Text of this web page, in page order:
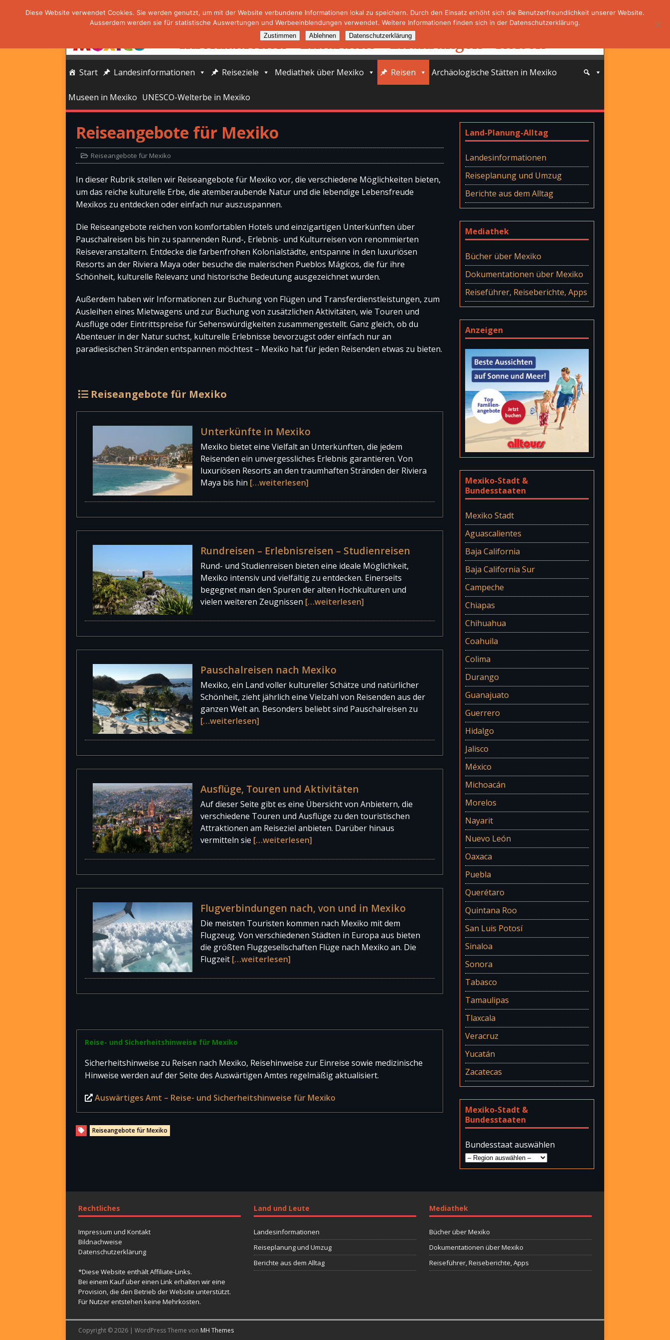
Start Landesinformationen Reiseziele Mediathek über Mexiko Reisen Archäologische Stätten in Mexiko
Museen in Mexiko UNESCO-Welterbe in Mexiko
Reiseangebote für Mexiko
Reiseangebote für Mexiko
In dieser Rubrik stellen wir Reiseangebote für Mexiko vor, die verschiedene Möglichkeiten bieten,
um das reiche kulturelle Erbe, die atemberaubende Natur und die lebendige Lebensfreude
Mexikos zu entdecken oder einfach nur auszuspannen.
Die Reiseangebote reichen von komfortablen Hotels und einzigartigen Unterkünften über
Pauschalreisen bis hin zu spannenden Rund-, Erlebnis- und Kulturreisen von renommierten
Reiseveranstaltern. Entdecke die farbenfrohen Kolonialstädte, entspanne in den luxuriösen
Resorts an der Riviera Maya oder besuche die malerischen Pueblos Mágicos, die für ihre
Schönheit, kulturelle Relevanz und historische Bedeutung ausgezeichnet wurden.
Außerdem haben wir Informationen zur Buchung von Flügen und Transferdienstleistungen, zum
Ausleihen eines Mietwagens und zur Buchung von zusätzlichen Aktivitäten, wie Touren und
Ausflüge oder Eintrittspreise für Sehenswürdigkeiten zusammengestellt. Ganz gleich, ob du
Abenteuer in der Natur suchst, kulturelle Erlebnisse bevorzugst oder einfach nur an
paradiesischen Stränden entspannen möchtest – Mexiko hat für jeden Reisenden etwas zu bieten.
Reiseangebote für Mexiko
Unterkünfte in Mexiko
Mexiko bietet eine Vielfalt an Unterkünften, die jedem
Reisenden ein unvergessliches Erlebnis garantieren. Von
luxuriösen Resorts an den traumhaften Stränden der Riviera
Maya bis hin […weiterlesen]
Rundreisen – Erlebnisreisen – Studienreisen
Rund- und Studienreisen bieten eine ideale Möglichkeit,
Mexiko intensiv und vielfältig zu entdecken. Einerseits
begegnet man den Spuren der alten Hochkulturen und
vielen weiteren Zeugnissen […weiterlesen]
Pauschalreisen nach Mexiko
Mexiko, ein Land voller kultureller Schätze und natürlicher
Schönheit, zieht jährlich eine Vielzahl von Reisenden aus der
ganzen Welt an. Besonders beliebt sind Pauschalreisen zu
[…weiterlesen]
Ausflüge, Touren und Aktivitäten
Auf dieser Seite gibt es eine Übersicht von Anbietern, die
verschiedene Touren und Ausflüge zu den touristischen
Attraktionen am Reiseziel anbieten. Darüber hinaus
vermitteln sie […weiterlesen]
Flugverbindungen nach, von und in Mexiko
Die meisten Touristen kommen nach Mexiko mit dem
Flugzeug. Von verschiedenen Städten in Europa aus bieten
die größten Fluggesellschaften Flüge nach Mexiko an. Die
Flugzeit […weiterlesen]
Reise- und Sicherheitshinweise für Mexiko
Sicherheitshinweise zu Reisen nach Mexiko, Reisehinweise zur Einreise sowie medizinische
Hinweise werden auf der Seite des Auswärtigen Amtes regelmäßig aktualisiert.
Auswärtiges Amt – Reise- und Sicherheitshinweise für Mexiko
Reiseangebote für Mexiko
Land-Planung-Alltag
Landesinformationen
Reiseplanung und Umzug
Berichte aus dem Alltag
Mediathek
Bücher über Mexiko
Dokumentationen über Mexiko
Reiseführer, Reiseberichte, Apps
Anzeigen
Mexiko-Stadt &
Bundesstaaten
Mexiko Stadt
Aguascalientes
Baja California
Baja California Sur
Campeche
Chiapas
Chihuahua
Coahuila
Colima
Durango
Guanajuato
Guerrero
Hidalgo
Jalisco
México
Michoacán
Morelos
Nayarit
Nuevo León
Oaxaca
Puebla
Querétaro
Quintana Roo
San Luis Potosí
Sinaloa
Sonora
Tabasco
Tamaulipas
Tlaxcala
Veracruz
Yucatán
Zacatecas
Mexiko-Stadt &
Bundesstaaten
Bundesstaat auswählen
Rechtliches
Impressum und Kontakt
Bildnachweise
Datenschutzerklärung
*Diese Website enthält Affiliate-Links.
Bei einem Kauf über einen Link erhalten wir eine
Provision, die den Betrieb der Website unterstützt.
Für Nutzer entstehen keine Mehrkosten.
Land und Leute
Landesinformationen
Reiseplanung und Umzug
Berichte aus dem Alltag
Mediathek
Bücher über Mexiko
Dokumentationen über Mexiko
Reiseführer, Reiseberichte, Apps
Copyright © 2026 | WordPress Theme von MH Themes
Diese Website verwendet Cookies. Sie werden genutzt, um mit der Website verbundene Informationen lokal zu speichern. Durch den Einsatz erhöht sich die Benutzerfreundlichkeit unserer Website.
Ausserdem werden sie für statistische Auswertungen und Werbeeinblendungen verwendet. Weitere Informationen finden sich in der Datenschutzerklärung.
Zustimmen Ablehnen Datenschutzerklärung